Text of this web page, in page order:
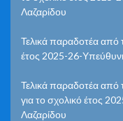
Λαζαρίδου
Τελικά παραδοτέα από
έτος 2025-26-
Τελικά παραδοτέα από
για το σχολικό έτος
Λαζαρίδου